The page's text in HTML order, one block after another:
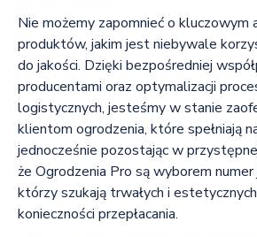
Nie możemy zapomnieć o kluczowym
produktów, jakim jest niebywale
do jakości. Dzięki bezpośredniej
producentami oraz optymalizacji
logistycznych, jesteśmy w stanie
klientom ogrodzenia, które spełniają
jednocześnie pozostając w
że Ogrodzenia Pro są wyborem
którzy szukają trwałych i
konieczności przepłacania.